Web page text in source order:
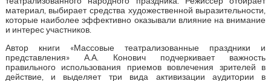
материал, выбирает средства художественной выразительности,
которые наиболее эффективно оказывали влияние на внимание
и интерес участников.
Автор книги «Массовые театрализованные праздники и
представления» А.А. Конович подчеркивает важность
правильного использования приемов вовлечения зрителей в
действие, и выделяет три вида активизации аудитории в